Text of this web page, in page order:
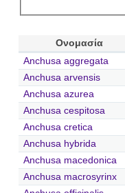
Ονομασία
Anchusa aggregata
Anchusa arvensis
Anchusa azurea
Anchusa cespitosa
Anchusa cretica
Anchusa hybrida
Anchusa macedonica
Anchusa macrosyrinx